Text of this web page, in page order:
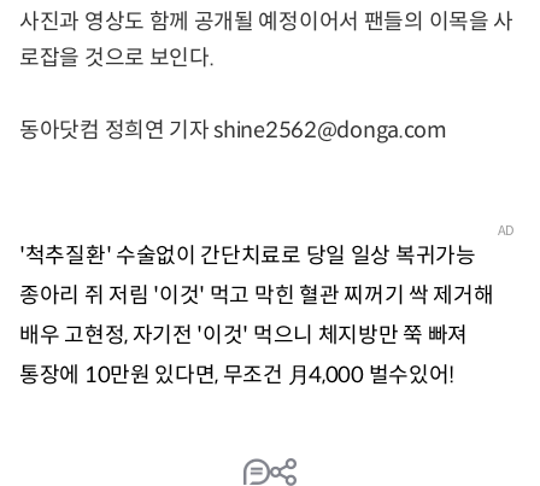
사진과 영상도 함께 공개될 예정이어서 팬들의 이목을 사
로잡을 것으로 보인다.
동아닷컴 정희연 기자 shine2562@donga.com